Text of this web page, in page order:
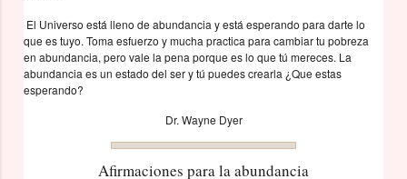
El Universo está lleno de abundancia y está esperando para darte lo
que es tuyo. Toma esfuerzo y mucha practica para cambiar tu pobreza
en abundancia, pero vale la pena porque es lo que tú mereces. La
abundancia es un estado del ser y tú puedes crearla ¿Que estas
esperando?
Dr. Wayne Dyer
Afirmaciones para la abundancia